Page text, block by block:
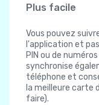
Plus facile
Vous pouvez
l'application et
PIN ou de
synchronise
téléphone et
la meilleure carte
faire).